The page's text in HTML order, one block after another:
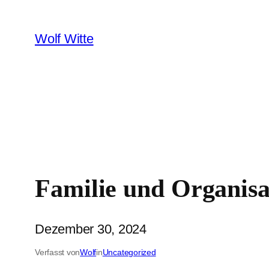
Inhalt
springen
Wolf Witte
Familie und
Dezember 30, 2024
Verfasst vonWolfinUncategorized